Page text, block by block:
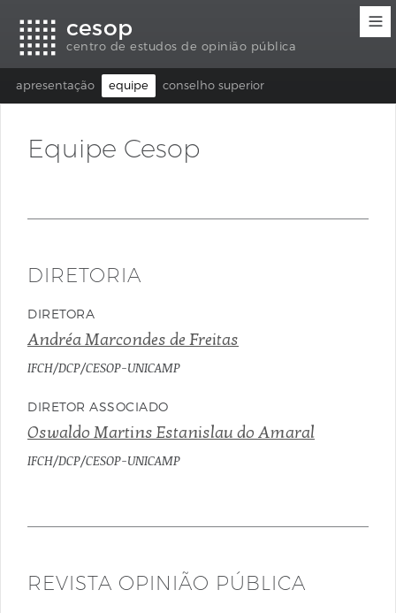
acessibilidade
para
conteúdo
para
rodapé
idioma
(Language
cesop
centro de estudos de opinião pública
apresentação equipe conselho superior
Equipe Cesop
DIRETORIA
DIRETORA
Andréa Marcondes de Freitas
IFCH/DCP/CESOP-UNICAMP
DIRETOR ASSOCIADO
Oswaldo Martins Estanislau do Amaral
IFCH/DCP/CESOP-UNICAMP
REVISTA OPINIÃO PÚBLICA